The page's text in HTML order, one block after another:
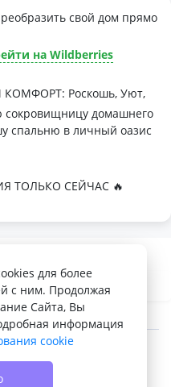
свой дом прямо
на Wildberries
КОМФОРТ: Роскошь, Уют,
сокровищницу домашнего
спальню в личный оазис
ТОЛЬКО СЕЙЧАС 🔥
интерьеров
натур
атмосферы
о совершенном сне
для более
с ним. Продолжая
Сайта, Вы
информация
cookie
VELQ.RU